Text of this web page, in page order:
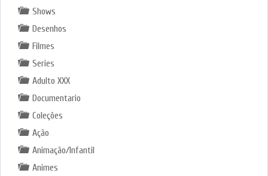
Shows
Desenhos
Filmes
Series
Adulto XXX
Documentario
Coleções
Ação
Animação/Infantil
Animes